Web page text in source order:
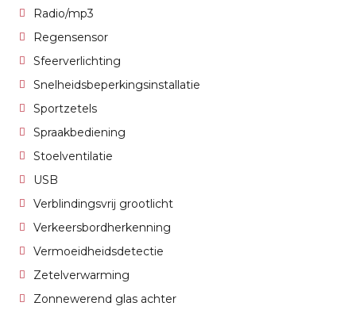
Radio/mp3
Regensensor
Sfeerverlichting
Snelheidsbeperkingsinstallatie
Sportzetels
Spraakbediening
Stoelventilatie
USB
Verblindingsvrij grootlicht
Verkeersbordherkenning
Vermoeidheidsdetectie
Zetelverwarming
Zonnewerend glas achter